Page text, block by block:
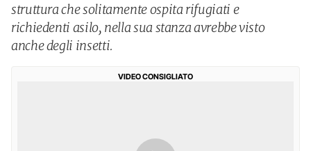
struttura che solitamente ospita rifugiati e
richiedenti asilo, nella sua stanza avrebbe visto
anche degli insetti.
VIDEO CONSIGLIATO